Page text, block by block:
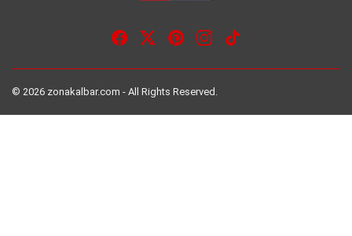
© 2026 zonakalbar.com - All Rights Reserved.